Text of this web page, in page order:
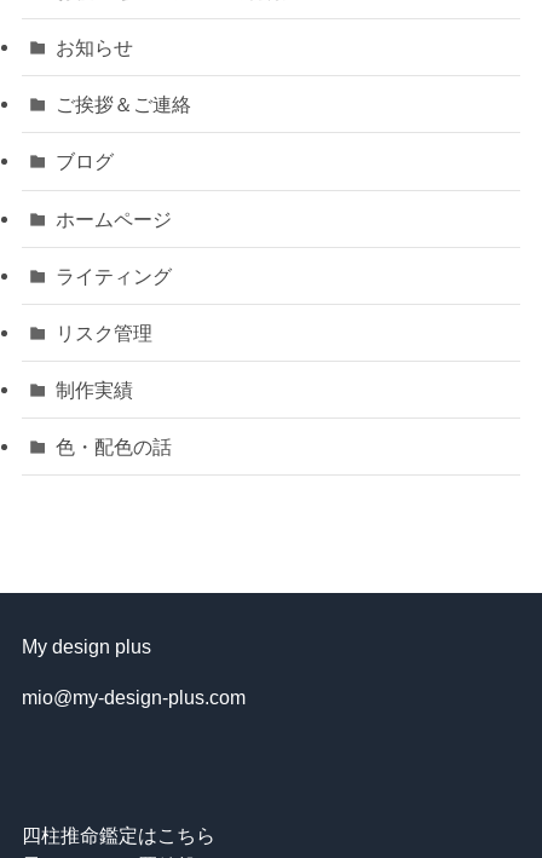
お知らせ
ご挨拶＆ご連絡
ブログ
ホームページ
ライティング
リスク管理
制作実績
色・配色の話
My design plus
mio@my-design-plus.com
四柱推命鑑定はこちら